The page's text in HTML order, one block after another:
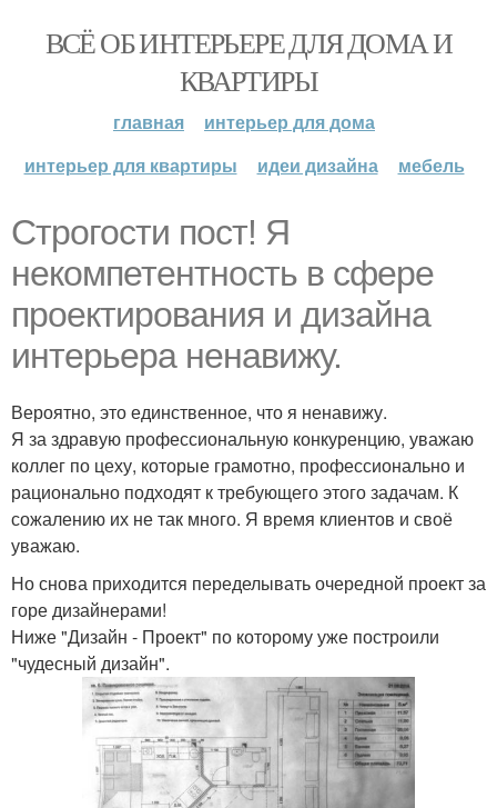
ВСЁ ОБ ИНТЕРЬЕРЕ ДЛЯ ДОМА И
КВАРТИРЫ
главная
интерьер для дома
интерьер для квартиры
идеи дизайна мебель
Строгости пост! Я
некомпетентность в сфере
проектирования и дизайна
интерьера ненавижу.
Вероятно, это единственное, что я ненавижу.
Я за здравую профессиональную конкуренцию, уважаю
коллег по цеху, которые грамотно, профессионально и
рационально подходят к требующего этого задачам. К
сожалению их не так много. Я время клиентов и своё
уважаю.
Но снова приходится переделывать очередной проект за
горе дизайнерами!
Ниже "Дизайн - Проект" по которому уже построили
"чудесный дизайн".